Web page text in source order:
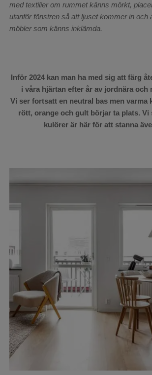
med textilier om rummet känns mörkt,
utanför fönstren så att ljuset kommer in och
möbler som känns inklämda.
Inför 2024 kan man ha med sig att färg
i våra hjärtan efter år av jordnära och
Vi ser fortsatt en neutral bas men varma
rött, orange och gult börjar ta plats. Vi
kulörer är här för att stanna